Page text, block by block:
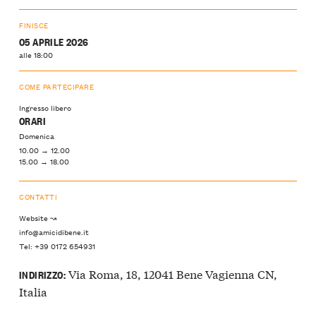
FINISCE
05 APRILE 2026
alle 18:00
COME PARTECIPARE
Ingresso libero
ORARI
Domenica
10.00 → 12.00
15.00 → 18.00
CONTATTI
Website ↝
info@amicidibene.it
Tel: +39 0172 654931
INDIRIZZO:Via Roma, 18, 12041 Bene Vagienna CN,
Italia